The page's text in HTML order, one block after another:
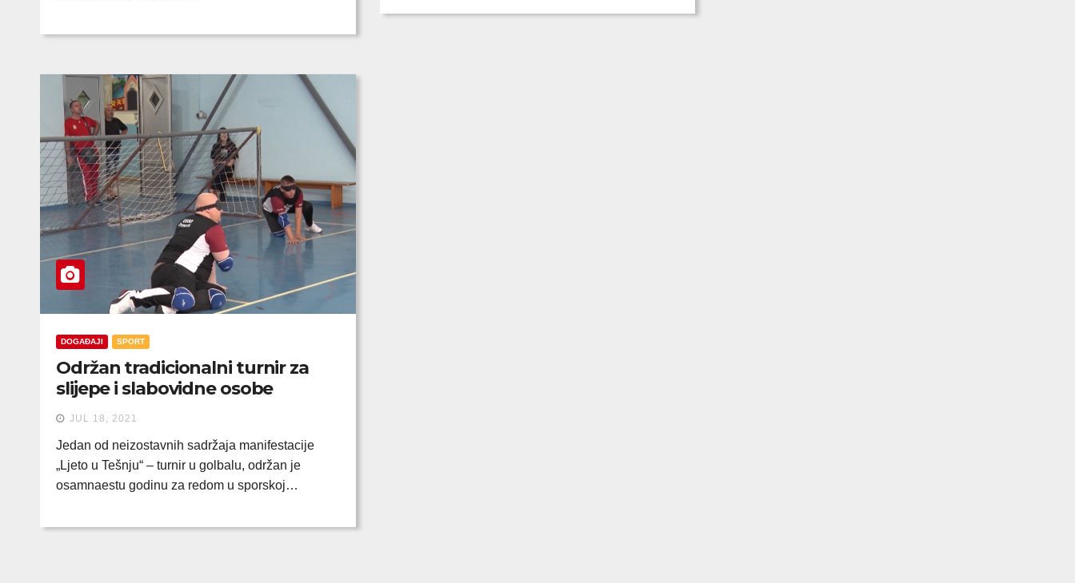
DOGAĐAJI SPORT
Održan tradicionalni turnir za
slijepe i slabovidne osobe
JUL 18, 2021
Jedan od neizostavnih sadržaja manifestacije
„Ljeto u Tešnju“ – turnir u golbalu, održan je
osamnaestu godinu za redom u sporskoj…